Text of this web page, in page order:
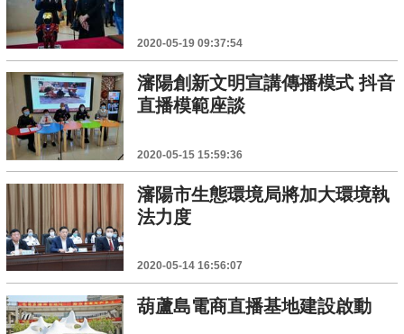
2020-05-19 09:37:54
瀋陽創新文明宣講傳播模式 抖音
直播模範座談
2020-05-15 15:59:36
瀋陽市生態環境局將加大環境執
法力度
2020-05-14 16:56:07
葫蘆島電商直播基地建設啟動